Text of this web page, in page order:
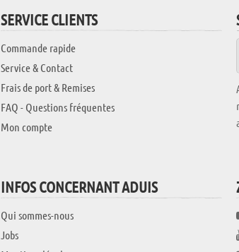
SERVICE CLIENTS
Commande rapide
Service & Contact
Frais de port & Remises
FAQ - Questions fréquentes
Mon compte
INFOS CONCERNANT ADUIS
Qui sommes-nous
Jobs